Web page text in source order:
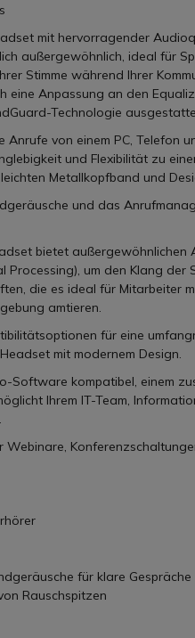
mit hervorragender
außergewöhnlich, ideal für
Stimme während Ihrer
Anpassung an den
Technologie
von einem PC, Telefon
und Flexibilität zu
Metallkopfband und
und das
bietet
um den Klang der
die es ideal für Mitarbeiter
amtieren.
für eine
mit modernem Design.
Software kompatibel, einem
Ihrem IT-Team,
für klare Gespräche
Rauschspitzen